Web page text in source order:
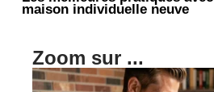
maison individuelle neuve
Zoom sur ...